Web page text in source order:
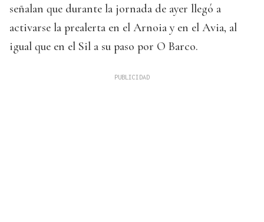
señalan que durante la jornada de ayer llegó a
activarse la prealerta en el Arnoia y en el Avia, al
igual que en el Sil a su paso por O Barco.